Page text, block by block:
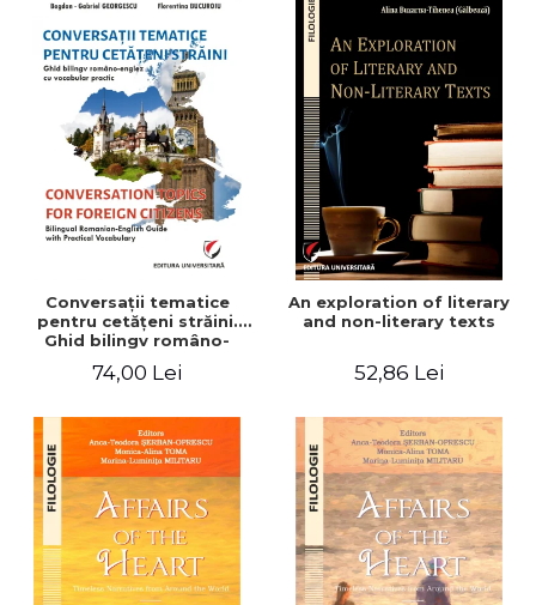
Conversaţii tematice
pentru cetăţeni străini.
Ghid bilingv româno-
practic/Conversation
Bilingual Romanian-English
guide with practical
vocabulary
74,00 Lei
An exploration of literary
and non-literary texts
52,86 Lei